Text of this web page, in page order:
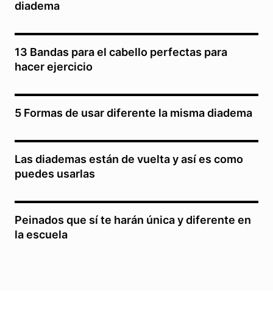
diadema
13 Bandas para el cabello perfectas para
hacer ejercicio
5 Formas de usar diferente la misma diadema
Las diademas están de vuelta y así es como
puedes usarlas
Peinados que sí te harán única y diferente en
la escuela